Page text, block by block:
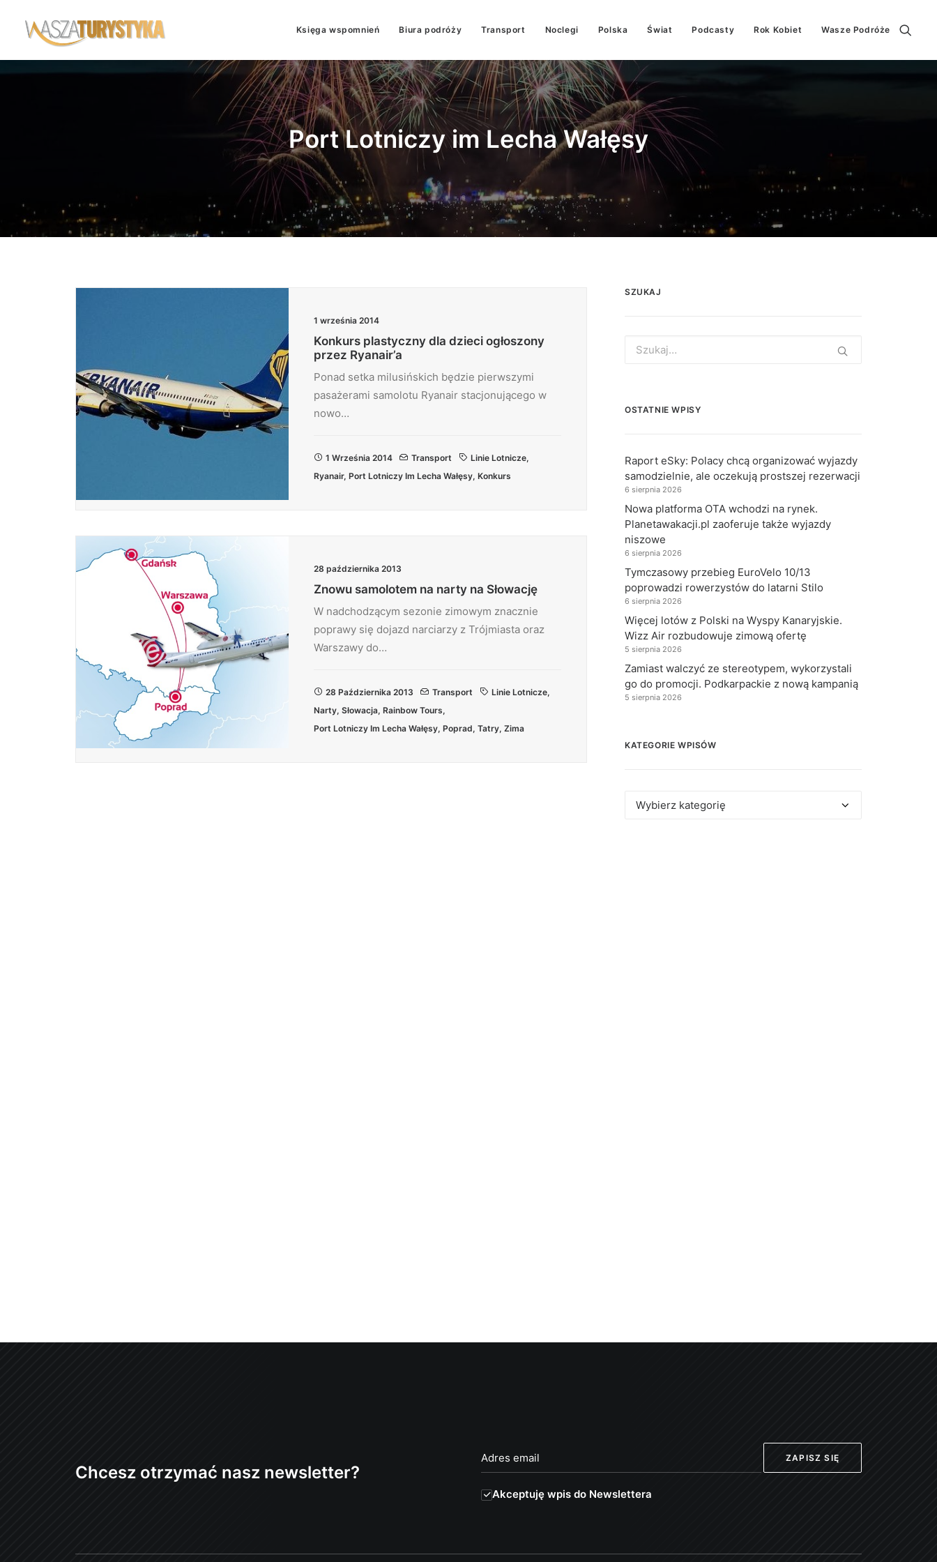
Księga wspomnień Biura podróży Transport Noclegi Polska Świat Podcasty Rok Kobiet Wasze Podróże
Port Lotniczy im Lecha Wałęsy
1 września 2014
Konkurs plastyczny dla dzieci ogłoszony
przez Ryanair’a
Ponad setka milusińskich będzie pierwszymi
pasażerami samolotu Ryanair stacjonującego w
nowo…
1 Września 2014 Transport Linie Lotnicze,
Ryanair, Port Lotniczy Im Lecha Wałęsy, Konkurs
28 października 2013
Znowu samolotem na narty na Słowację
W nadchodzącym sezonie zimowym znacznie
poprawy się dojazd narciarzy z Trójmiasta oraz
Warszawy do…
28 Października 2013 Transport Linie Lotnicze,
Narty, Słowacja, Rainbow Tours,
Port Lotniczy Im Lecha Wałęsy, Poprad, Tatry, Zima
SZUKAJ
for:
OSTATNIE WPISY
Raport eSky: Polacy chcą organizować wyjazdy
samodzielnie, ale oczekują prostszej rezerwacji
6 sierpnia 2026
Nowa platforma OTA wchodzi na rynek.
Planetawakacji.pl zaoferuje także wyjazdy
niszowe
6 sierpnia 2026
Tymczasowy przebieg EuroVelo 10/13
poprowadzi rowerzystów do latarni Stilo
6 sierpnia 2026
Więcej lotów z Polski na Wyspy Kanaryjskie.
Wizz Air rozbudowuje zimową ofertę
5 sierpnia 2026
Zamiast walczyć ze stereotypem, wykorzystali
go do promocji. Podkarpackie z nową kampanią
5 sierpnia 2026
KATEGORIE WPISÓW
Kategorie
Chcesz otrzymać nasz newsletter?
Akceptuję wpis do Newslettera